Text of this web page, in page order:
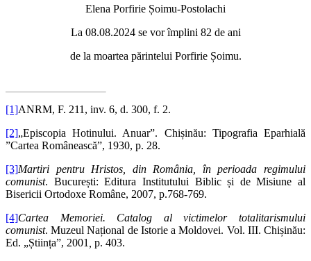
Elena Porfirie Șoimu-Postolachi
La 08.08.2024 se vor împlini 82 de ani
de la moartea părintelui Porfirie Șoimu.
[1]ANRM, F. 211, inv. 6, d. 300, f. 2.
[2]„Episcopia Hotinului. Anuar”. Chișinău: Tipografia Eparhială
”Cartea Românească”, 1930, p. 28.
[3]Martiri pentru Hristos, din România, în perioada regimului
comunist. București: Editura Institutului Biblic și de Misiune al
Bisericii Ortodoxe Române, 2007, p.768-769.
[4]Cartea Memoriei. Catalog al victimelor totalitarismului
comunist. Muzeul Național de Istorie a Moldovei. Vol. III. Chișinău:
Ed. „Știința”, 2001
p. 403.